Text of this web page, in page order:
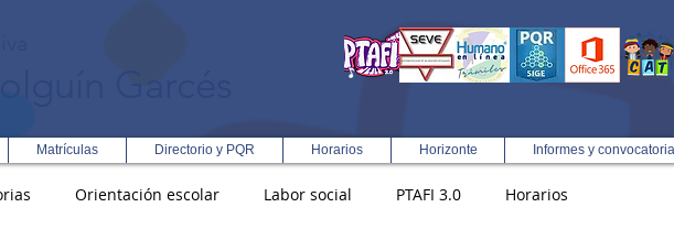
Matrículas Directorio y PQR Horarios Horizonte Informes y
Orientación escolar Labor social PTAFI 3.0 Horarios